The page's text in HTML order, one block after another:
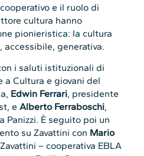
e il ruolo di
cultura hanno
pionieristica: la cultura
generativa.
i saluti istituzionali di
a Cultura e giovani del
Edwin Ferrari, presidente
eAlberto Ferraboschi,
È seguito poi un
su Zavattini con Mario
– cooperativa EBLA